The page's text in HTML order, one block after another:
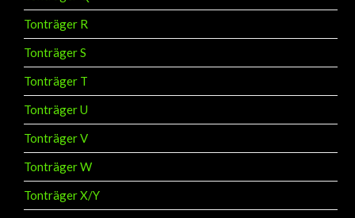
Tonträger R
Tonträger S
Tonträger T
Tonträger U
Tonträger V
Tonträger W
Tonträger X/Y